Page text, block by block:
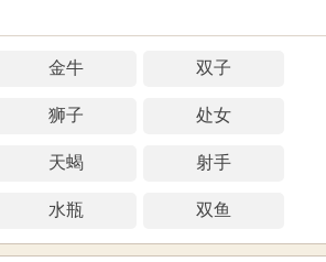
金牛 双子
狮子 处女
天蝎 射手
水瓶 双鱼